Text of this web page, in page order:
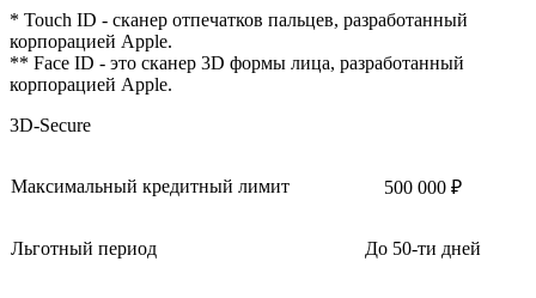
* Touch ID - сканер отпечатков пальцев, разработанный
корпорацией Apple.
** Face ID - это сканер 3D формы лица, разработанный
корпорацией Apple.
3D-Secure
Максимальный кредитный лимит 500 000 ₽
Льготный период До 50-ти дней